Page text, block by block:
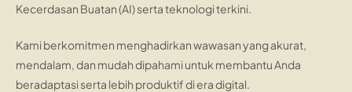
Kecerdasan Buatan (AI) serta teknologi terkini.
Kami berkomitmen menghadirkan wawasan yang akurat,
mendalam, dan mudah dipahami untuk membantu Anda
beradaptasi serta lebih produktif di era digital.